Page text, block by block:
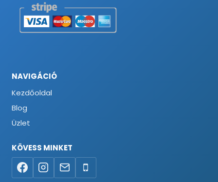
NAVIGÁCIÓ
Kezdőoldal
Blog
Üzlet
KÖVESS MINKET